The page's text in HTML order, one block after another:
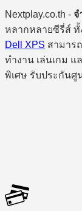
Nextplay.co.th - จ
หลากหลายซีรี่ส์ ทั้
Dell XPS สามาร
ทำงาน เล่นเกม
พิเศษ รับประกันศู